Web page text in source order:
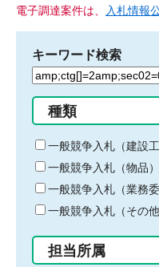
電子調達案件は、 入札情報
キーワード検索
検
る
キ
ー
ワ
ー
ド
入
力
種類
一般競争入札（建設工
一般競争入札（物品）
一般競争入札（業務委
一般競争入札（その他
担当所属